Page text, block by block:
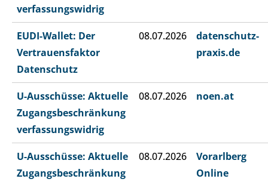
verfassungswidrig
EUDI-Wallet: Der
Vertrauensfaktor
Datenschutz
08.07.2026
datenschutz-
praxis.de
U-Ausschüsse: Aktuelle
Zugangsbeschränkung
verfassungswidrig
08.07.2026 noen.at
U-Ausschüsse: Aktuelle
Zugangsbeschränkung
08.07.2026
Vorarlberg
Online